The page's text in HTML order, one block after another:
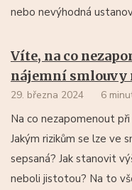
nebo nevýhodná
Víte, na co
nájemní smlouvy
29. března 2024 6
Na co nezapomenout
Jakým rizikům se lze ve
sepsaná? Jak stanovit
neboli jistotou? Na to